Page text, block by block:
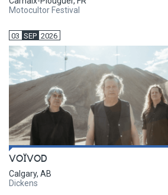
Motocultor Festival
03 SEP 2026
VOÏVOD
Calgary, AB
Dickens